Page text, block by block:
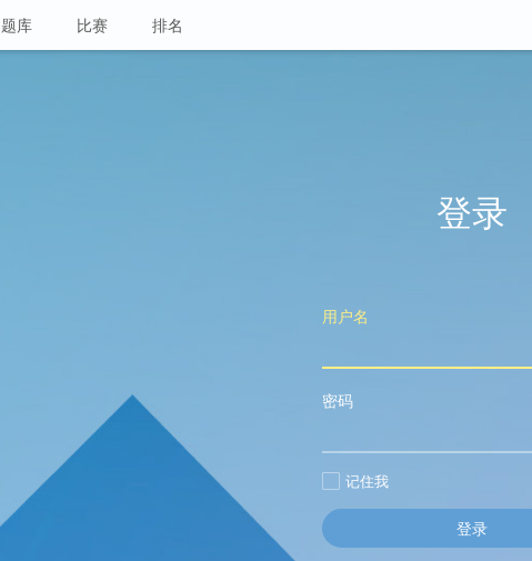
题库 比赛 排名
登录
用户名
密码
记住我